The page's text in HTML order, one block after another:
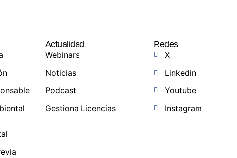
Actualidad
Webinars
Noticias
Podcast
Gestiona Licencias
Redes
X
Linkedin
Youtube
Instagram